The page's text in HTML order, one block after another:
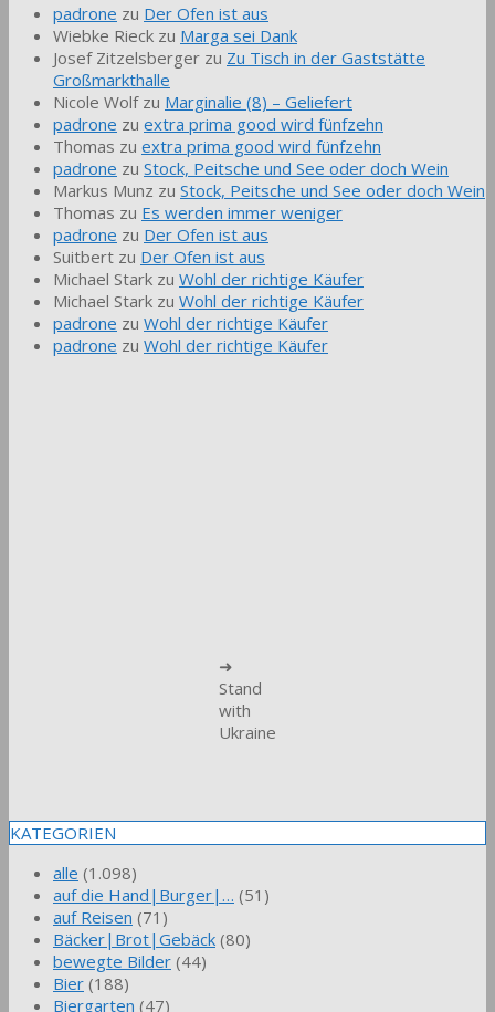
padrone zu Der Ofen ist aus
Wiebke Rieck zu Marga sei Dank
Josef Zitzelsberger zu Zu Tisch in der Gaststätte
Großmarkthalle
Nicole Wolfzu Marginalie (8) – Geliefert
padrone zu extra prima good wird fünfzehn
Thomas zu extra prima good wird fünfzehn
padrone zu Stock, Peitsche und See oder doch Wein
Markus Munz zu Stock, Peitsche und See oder doch Wein
Thomas zu Es werden immer weniger
padrone zu Der Ofen ist aus
Suitbert zu Der Ofen ist aus
Michael Stark zu Wohl der richtige Käufer
Michael Stark zu Wohl der richtige Käufer
padrone zu Wohl der richtige Käufer
padrone zu Wohl der richtige Käufer
➜
Stand
with
Ukraine
KATEGORIEN
alle (1.098)
auf die Hand|Burger|… (51)
auf Reisen (71)
Bäcker|Brot|Gebäck (80)
bewegte Bilder (44)
Bier (188)
Biergarten (47)